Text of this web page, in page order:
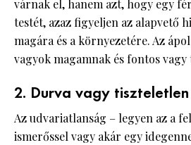
várnak el, hanem azt, hogy egy
testét, azaz figyeljen az alapvető
magára és a környezetére. Az
vagyok magamnak és fontos vagy
2. Durva vagy tiszteletlen
Az udvariatlanság – legyen az a
ismerőssel vagy akár egy